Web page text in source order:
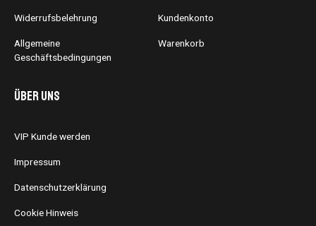
Widerrufsbelehrung
Allgemeine
Geschäftsbedingungen
Kundenkonto
Warenkorb
Über uns
VIP Kunde werden
Impressum
Datenschutzerklärung
Cookie Hinweis